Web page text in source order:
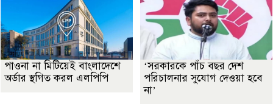
পাওনা না মিটিয়েই বাংলাদেশে
অর্ডার স্থগিত করল এলপিপি
‘সরকারকে পাঁচ বছর দেশ
পরিচালনার সুযোগ দেওয়া হবে
না’